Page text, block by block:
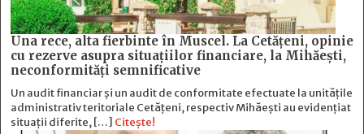
Una rece, alta fierbinte în Muscel. La Cetăţeni, opinie
cu rezerve asupra situaţiilor financiare, la Mihăeşti,
neconformităţi semnificative
Un audit financiar și un audit de conformitate efectuate la unitățile
administrativ teritoriale Cetățeni, respectiv Mihăești au evidențiat
situații diferite, […] Citește!